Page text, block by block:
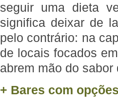
seguir uma dieta
significa deixar de
pelo contrário: na
de locais focados
abrem mão do
+ Bares com